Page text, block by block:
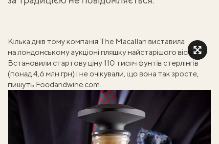
Кілька днів томукомпанія The Macallan виставила
на лондонському аукціоні пляшку найстарішого віскі .
Встановили стартову ціну 110 тисяч фунтів стерлінгів
(понад 4,6 млн грн) і не очікували, що вона так зросте,
пишуть Foodandwine.com.